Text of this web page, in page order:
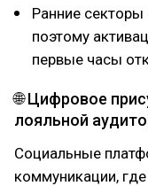
Ранние
поэтому
первые часы
🌐 Цифровое
лояльной
Социальные
коммуникации,